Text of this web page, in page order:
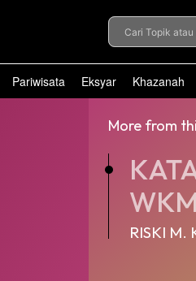
Cari Topik
Pariwisata Eksyar Khazanah
More from
RISKI M.